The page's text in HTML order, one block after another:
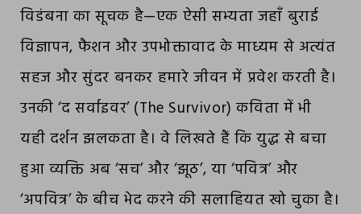
विडंबना का सूचक है—एक ऐसी सभ्यता जहाँ बुराई
विज्ञापन, फैशन और उपभोक्तावाद के माध्यम से अत्यंत
सहज और सुंदर बनकर हमारे जीवन में प्रवेश करती है।
उनकी ‘द सर्वाइवर’ (The Survivor) कविता में भी
यही दर्शन झलकता है। वे लिखते हैं कि युद्ध से बचा
हुआ व्यक्ति अब ‘सच’ और ‘झूठ’, या ‘पवित्र’ और
‘अपवित्र’ के बीच भेद करने की सलाहियत खो चुका है।